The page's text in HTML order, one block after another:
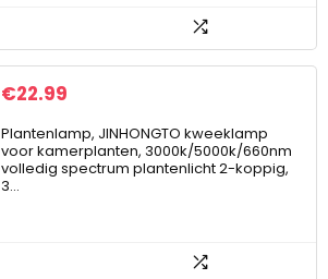
€22.99
Plantenlamp, JINHONGTO kweeklamp
voor kamerplanten, 3000k/5000k/660nm
volledig spectrum plantenlicht 2-koppig,
3…